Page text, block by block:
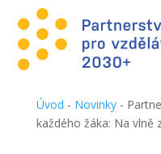
Úvod - Novinky-
každého žáka: Na vlně